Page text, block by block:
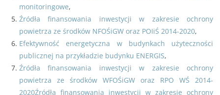
monitoringowe,
Źródła finansowania inwestycji w zakresie ochrony
powietrza ze środków NFOŚiGW oraz POIiŚ 2014-2020,
Efektywność energetyczna w budynkach użyteczności
publicznej na przykładzie budynku ENERGIS,
Źródła finansowania inwestycji w zakresie ochrony
powietrza ze środków WFOŚiGW oraz RPO WŚ 2014-
2020Źródła finansowania inwestycji w zakresie ochrony